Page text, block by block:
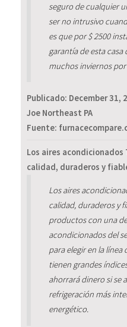
seguro de cualquier
ser no intrusivo
es que por $ 2500
garantía de esta
muchos inviernos por
Publicado: December 31,
Joe Northeast PA
Fuente:
Los aires
calidad, duraderos y
Los aires
calidad, duraderos y
productos con una
acondicionados del
para elegir en la línea
tienen grandes
ahorrará dinero si se
refrigeración más
energético.